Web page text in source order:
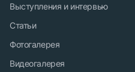
Выступления и интервью
Статьи
Фотогалерея
Видеогалерея